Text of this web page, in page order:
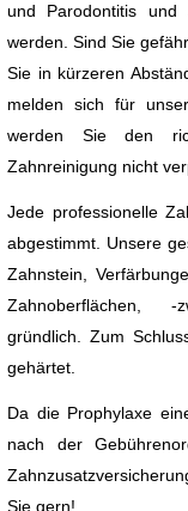
und Parodontitis und
werden. Sind Sie
Sie in kürzeren
melden sich für
werden Sie den
Zahnreinigung nicht
Jede professionelle
abgestimmt. Unsere
Zahnstein,
Zahnoberflächen, -
gründlich. Zum
gehärtet.
Da die Prophylaxe
nach der
Sie gern!